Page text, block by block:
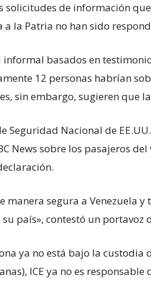
solicitudes de información
a la Patria no han sido
basados en
12 personas habrían
sin embargo, sugieren que
Seguridad Nacional de
News sobre los pasajeros
manera segura a Venezuela
país», contestó un portavoz
ya no está bajo la custodia
ICE ya no es responsable